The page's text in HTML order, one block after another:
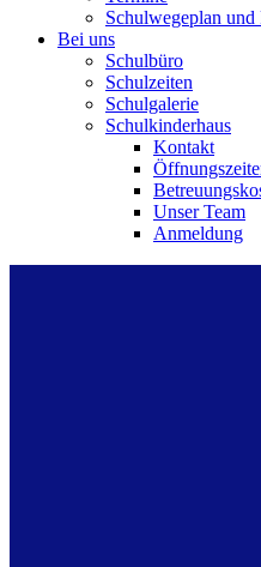
Schulwegeplan und
Bei uns
Schulbüro
Schulzeiten
Schulgalerie
Schulkinderhaus
Kontakt
Unser Team
Anmeldung